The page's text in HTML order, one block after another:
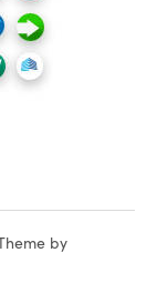
by